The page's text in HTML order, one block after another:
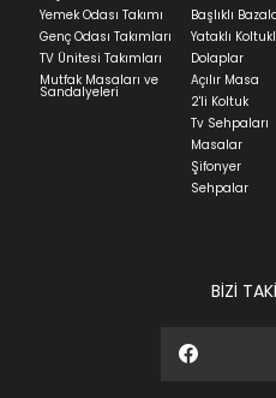
ve ürünün stok durumuna
günüdür.
Panel ve Döşeme grubu
süresi yaşadığınız şehre
göre ortalama 30-45 iş
Siparişlerim bölümünden
Sıkça
Yemek Odası Takımı
Genç Odası Takımları
TV Ünitesi Takımları
Mutfak Masaları ve
Sandalyeleri
Başlıklı
Yataklı
Dolaplar
Açılır Masa
2'li Koltuk
Tv Sehpaları
Masalar
Şifonyer
Sehpalar
BİZİ